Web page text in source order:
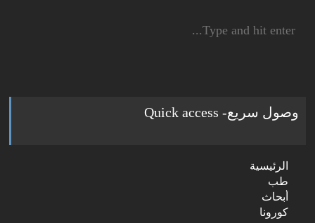
for:
وصول سريع- Quick access
الرئيسية
طب
أبحاث
كورونا